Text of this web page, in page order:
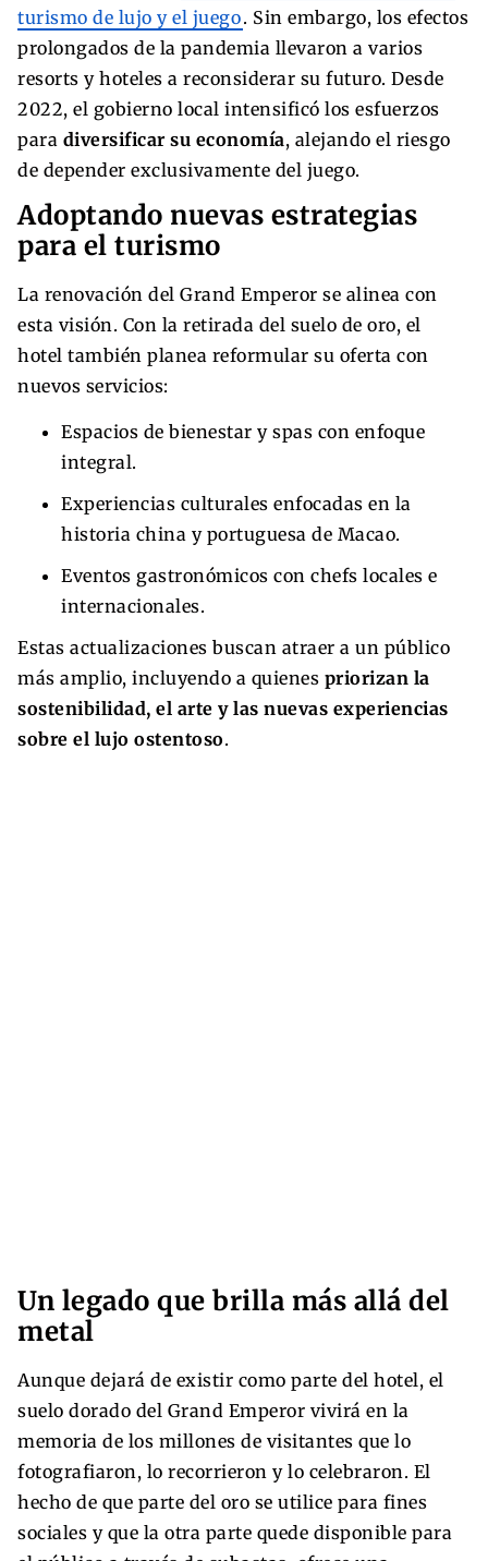
turismo de lujo y el juego. Sin embargo, los efectos
prolongados de la pandemia llevaron a varios
resorts y hoteles a reconsiderar su futuro. Desde
2022, el gobierno local intensificó los esfuerzos
para diversificar su economía, alejando el riesgo
de depender exclusivamente del juego.
Adoptando nuevas estrategias
para el turismo
La renovación del Grand Emperor se alinea con
esta visión. Con la retirada del suelo de oro, el
hotel también planea reformular su oferta con
nuevos servicios:
Espacios de bienestar y spas con enfoque
integral.
Experiencias culturales enfocadas en la
historia china y portuguesa de Macao.
Eventos gastronómicos con chefs locales e
internacionales.
Estas actualizaciones buscan atraer a un público
más amplio, incluyendo a quienes priorizan la
sostenibilidad, el arte y las nuevas experiencias
sobre el lujo ostentoso.
Un legado que brilla más allá del
metal
Aunque dejará de existir como parte del hotel, el
suelo dorado del Grand Emperor vivirá en la
memoria de los millones de visitantes que lo
fotografiaron, lo recorrieron y lo celebraron. El
hecho de que parte del oro se utilice para fines
sociales y que la otra parte quede disponible para